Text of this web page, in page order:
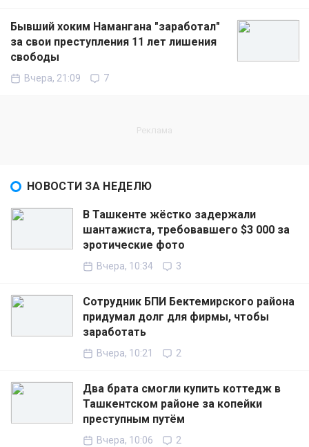
Бывший хоким Намангана "заработал"
за свои преступления 11 лет лишения
свободы
Вчера, 21:09 7
НОВОСТИ ЗА НЕДЕЛЮ
В Ташкенте жёстко задержали
шантажиста, требовавшего $3 000 за
эротические фото
Вчера, 10:34 3
Сотрудник БПИ Бектемирского района
придумал долг для фирмы, чтобы
заработать
Вчера, 10:21 2
Два брата смогли купить коттедж в
Ташкентском районе за копейки
преступным путём
Вчера, 10:06 2